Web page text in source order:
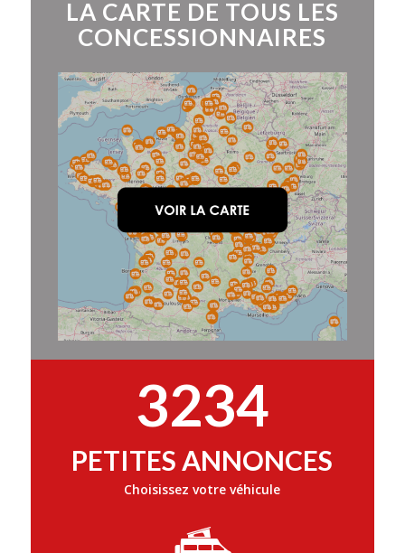
LA CARTE DE TOUS LES
CONCESSIONNAIRES
3234
PETITES ANNONCES
Choisissez votre véhicule